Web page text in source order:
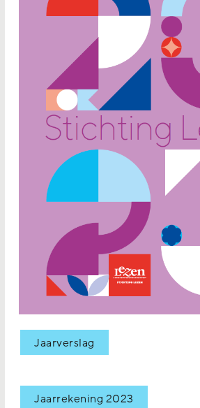
Jaarverslag
Jaarrekening 2023